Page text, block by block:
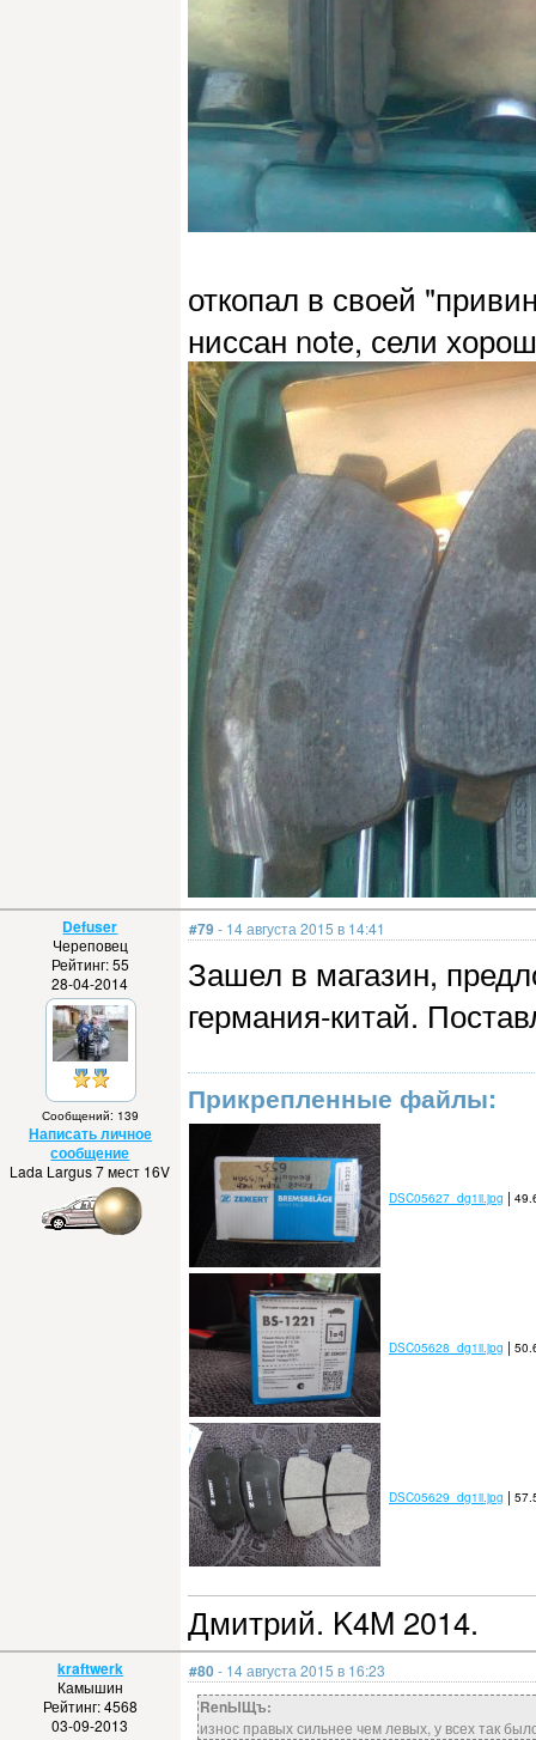
откопал в своей
ниссан note, сели
Defuser
Череповец
Рейтинг: 55
28-04-2014
Сообщений: 139
Написать личное
сообщение
Lada Largus 7 мест 16V
#79- 14 августа 2015 в 14:41
Зашел в магазин,
германия-китай.
Прикрепленные файлы:
DSC05627_dg1ii.jpg |
DSC05628_dg1ii.jpg |
DSC05629_dg1ii.jpg |
Дмитрий. K4M 2014.
kraftwerk
Камышин
Рейтинг: 4568
03-09-2013
#80- 14 августа 2015 в 16:23
RenЫЩъ:
износ правых сильнее чем левых, у всех так